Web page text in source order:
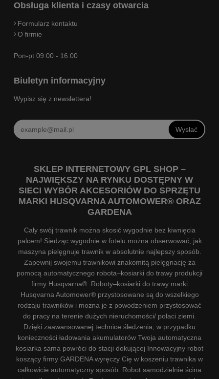
Obsługa klienta i czasy otwarcia
Formularz kontaktu
O firmie
Pon-pt 09:00 - 16:00
Biuletyn informacyjny
Wypisz się z newslettera!
Wysłać
SKLEP INTERNETOWY GPL SHOP –
NAJWIĘKSZY NA RYNKU DOSTĘPNY W
SIECI WYBÓR AKCESORIÓW DO SPRZĘTU
MARKI HUSQVARNA AUTOMOWER® ORAZ
GARDENA
Cały swój trawnik można skosić wygodnie bez kiwnięcia
palcem! Siedząc wygodnie w fotelu można obserwować, jak
maszyna pielęgnuje trawnik w absolutnie najlepszy sposób.
Zapewnij swojemu trawnikowi znakomitą pielęgnację za
pomocą automatycznego robota–kosiarki do trawy produkcji
firmy Husqvarna®. Roboty–kosiarki do trawy marki
Husqvarna Automower® przystosowane są do wszelkiego
rodzaju trawników i można je z powodzeniem przystosować
do pracy na terenie dużych nieruchomości/ połaci ziemi.
Dzięki zaawansowanej technice śledzenia, w przypadku
konieczności ładowania akumulatorów Twoja automatyczna
kosiarka sama powróci do stacji dokującej Innowacyjny robot
koszący firmy GARDENA wyręczy Cię w koszeniu trawnika w
całkowicie automatyczny sposób. Robot samodzielnie ścina